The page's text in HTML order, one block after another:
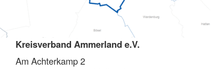
Kreisverband Ammerland e.V.
Am Achterkamp 2